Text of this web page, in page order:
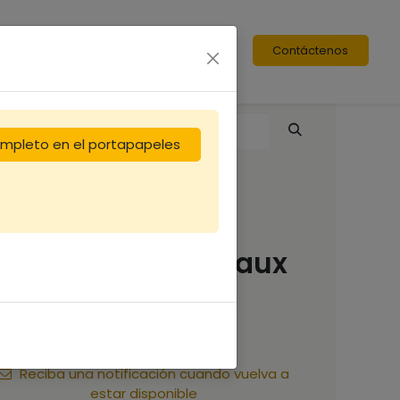
Contáctenos
de hausse
Hoffman horizontaux
€
Reciba una notificación cuando vuelva a
estar disponible
en el portapapeles